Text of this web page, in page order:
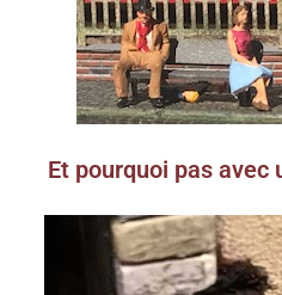
Et pourquoi pas avec